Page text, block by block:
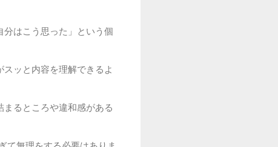
分はこう思った」という個
ッと内容を理解できるよ
まるところや違和感がある